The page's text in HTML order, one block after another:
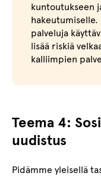
kuntoutukseen
hakeutumiselle.
palveluja
lisää riskiä
kalliimpien
Teema 4:
uudistus
Pidämme yleisellä